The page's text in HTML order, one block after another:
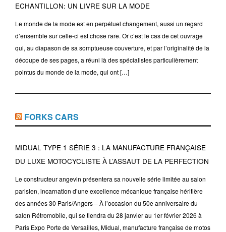
ECHANTILLON: UN LIVRE SUR LA MODE
Le monde de la mode est en perpétuel changement, aussi un regard
d’ensemble sur celle-ci est chose rare. Or c’est le cas de cet ouvrage
qui, au diapason de sa somptueuse couverture, et par l’originalité de la
découpe de ses pages, a réuni là des spécialistes particulièrement
pointus du monde de la mode, qui ont […]
FORKS CARS
MIDUAL TYPE 1 SÉRIE 3 : LA MANUFACTURE FRANÇAISE
DU LUXE MOTOCYCLISTE À L’ASSAUT DE LA PERFECTION
Le constructeur angevin présentera sa nouvelle série limitée au salon
parisien, incarnation d’une excellence mécanique française héritière
des années 30 Paris/Angers – À l’occasion du 50e anniversaire du
salon Rétromobile, qui se tiendra du 28 janvier au 1er février 2026 à
Paris Expo Porte de Versailles, Midual, manufacture française de motos